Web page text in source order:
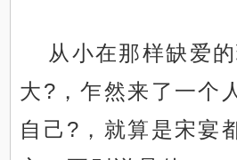
从小在那样缺爱
大?，乍然来了一个
自己?，就算是宋宴